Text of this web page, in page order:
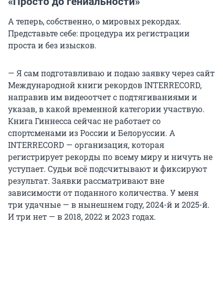
А теперь, собственно, о мировых рекордах.
Представьте себе: процедура их регистрации
проста и без изысков.
— Я сам подготавливаю и подаю заявку через сайт
Международной книги рекордов INTERRECORD,
направив им видеоотчет с подтягиваниями и
указав, в какой временной категории участвую.
Книга Гиннесса сейчас не работает со
спортсменами из России и Белоруссии. А
INTERRECORD — организация, которая
регистрирует рекорды по всему миру и ничуть не
уступает. Судьи всё подсчитывают и фиксируют
результат. Заявки рассматривают вне
зависимости от поданного количества. У меня
три удачные — в нынешнем году, 2024-й и 2025-й.
И три нет — в 2018, 2022 и 2023 годах.